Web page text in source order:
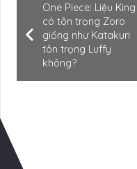
One Piece: Liệu King
có tôn trọng Zoro
giống như Katakuri
tôn trọng Luffy
không?